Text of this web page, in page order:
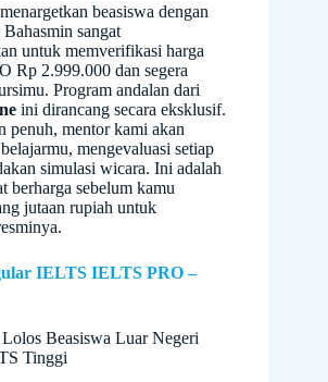
beasiswa dengan
sangat
untuk memverifikasi harga
Rp 2.999.000 dan segera
Program andalan dari
ini dirancang secara eksklusif.
penuh, mentor kami akan
mengevaluasi setiap
simulasi wicara. Ini adalah
berharga sebelum kamu
jutaan rupiah untuk
IELTS IELTS PRO –
Beasiswa Luar Negeri
Tinggi